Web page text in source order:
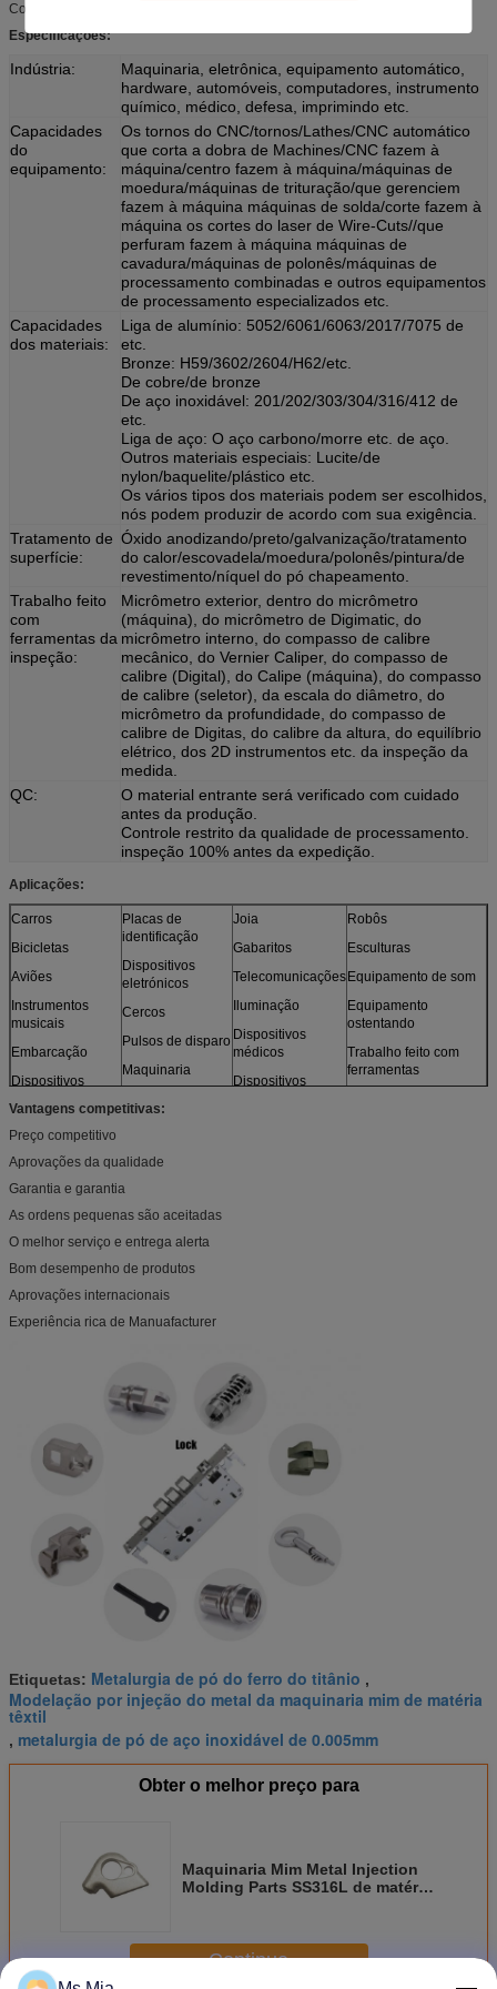
Conduit Body / EMT Steel Box / EMT Clamp/ EMT Hanger / EMT Bender
Especificações:
Indústria:
Maquinaria, eletrônica, equipamento automático,
hardware, automóveis, computadores, instrumento
químico, médico, defesa, imprimindo etc.
Capacidades
do
equipamento:
Os tornos do CNC/tornos/Lathes/CNC automático
que corta a dobra de Machines/CNC fazem à
máquina/centro fazem à máquina/máquinas de
moedura/máquinas de trituração/que gerenciem
fazem à máquina máquinas de solda/corte fazem à
máquina os cortes do laser de Wire-Cuts//que
perfuram fazem à máquina máquinas de
cavadura/máquinas de polonês/máquinas de
processamento combinadas e outros equipamentos
de processamento especializados etc.
Capacidades
dos materiais:
Liga de alumínio: 5052/6061/6063/2017/7075 de
etc.
Bronze: H59/3602/2604/H62/etc.
De cobre/de bronze
De aço inoxidável: 201/202/303/304/316/412 de
etc.
Liga de aço: O aço carbono/morre etc. de aço.
Outros materiais especiais: Lucite/de
nylon/baquelite/plástico etc.
Os vários tipos dos materiais podem ser escolhidos,
nós podem produzir de acordo com sua exigência.
Tratamento de
superfície:
Óxido anodizando/preto/galvanização/tratamento
do calor/escovadela/moedura/polonês/pintura/de
revestimento/níquel do pó chapeamento.
Trabalho feito
com
ferramentas da
inspeção:
Micrômetro exterior, dentro do micrômetro
(máquina), do micrômetro de Digimatic, do
micrômetro interno, do compasso de calibre
mecânico, do Vernier Caliper, do compasso de
calibre (Digital), do Calipe (máquina), do compasso
de calibre (seletor), da escala do diâmetro, do
micrômetro da profundidade, do compasso de
calibre de Digitas, do calibre da altura, do equilíbrio
elétrico, dos 2D instrumentos etc. da inspeção da
medida.
QC:
O material entrante será verificado com cuidado
antes da produção.
Controle restrito da qualidade de processamento.
inspeção 100% antes da expedição.
Aplicações:
Carros
Bicicletas
Aviões
Instrumentos
musicais
Embarcação
Dispositivos
Sensores
Modelos
Placas de
identificação
Dispositivos
eletrónicos
Cercos
Pulsos de disparo
Maquinaria
Joia
Gabaritos
Telecomunicações
Iluminação
Dispositivos
médicos
Dispositivos
Robôs
Esculturas
Equipamento de som
Equipamento
ostentando
Trabalho feito com
ferramentas
Vantagens competitivas:
Preço competitivo
Aprovações da qualidade
Garantia e garantia
As ordens pequenas são aceitadas
O melhor serviço e entrega alerta
Bom desempenho de produtos
Aprovações internacionais
Experiência rica de Manuafacturer
Etiquetas: Metalurgia de pó do ferro do titânio ,
Modelação por injeção do metal da maquinaria mim de matéria
têxtil
, metalurgia de pó de aço inoxidável de 0.005mm
Obter o melhor preço para
Maquinaria Mim Metal Injection
Molding Parts SS316L de matéria
Continue